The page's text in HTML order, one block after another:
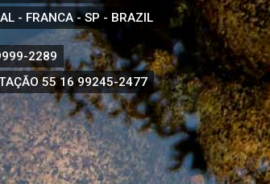
- FRANCA - SP - BRAZIL
2289
55 16 99245-2477